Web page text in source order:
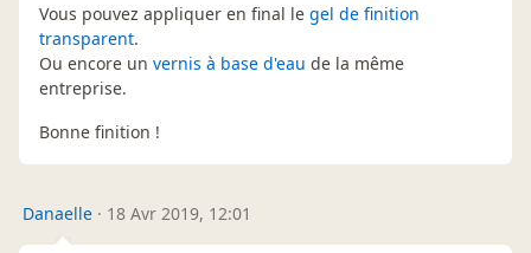
Vous pouvez appliquer en final le gel de finition
transparent.
Ou encore un vernis à base d'eau de la même
entreprise.
Bonne finition !
Danaelle · 18 Avr 2019, 12:01